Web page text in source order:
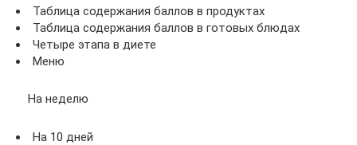
Таблица содержания баллов в продуктах
Таблица содержания баллов в готовых блюдах
Четыре этапа в диете
Меню
На неделю
На 10 дней